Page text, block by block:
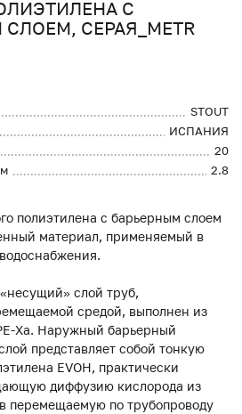
С
СЕРАЯ_METR
STOUT
ИСПАНИЯ
20
2.8
полиэтилена с барьерным слоем
материал, применяемый в
слой труб,
средой, выполнен из
Xa. Наружный барьерный
представляет собой тонкую
EVOH, практически
диффузию кислорода из
перемещаемую по трубопроводу